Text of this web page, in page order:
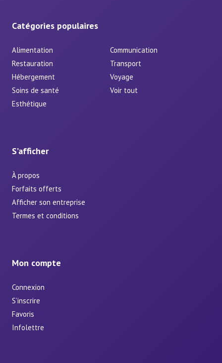
Catégories populaires
Alimentation
Communication
Restauration
Transport
Hébergement
Voyage
Soins de santé
Voir tout
Esthétique
S’afficher
À propos
Forfaits offerts
Afficher son entreprise
Termes et conditions
Mon compte
Connexion
S’inscrire
Favoris
Infolettre